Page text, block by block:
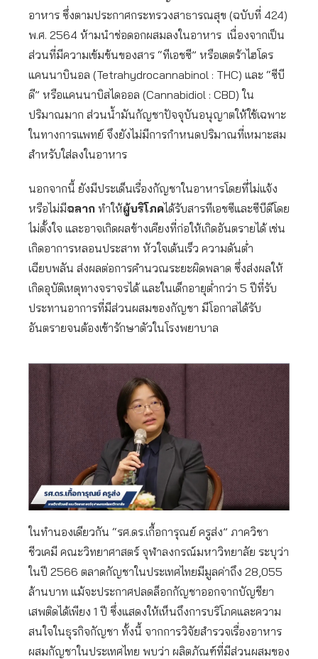
อาหาร ซึ่งตามประกาศกระทรวงสาธารณสุข (ฉบับที่ 424)
พ.ศ. 2564 ห้ามนำช่อดอกผสมลงในอาหาร เนื่องจากเป็น
ส่วนที่มีความเข้มข้นของสาร “ทีเอชซี” หรือเตตร้าไฮโดร
แคนนาบินอล (Tetrahydrocannabinol : THC) และ “ซีบี
ดี” หรือแคนนาบิสไดออล (Cannabidiol : CBD) ใน
ปริมาณมาก ส่วนน้ำมันกัญชาปัจจุบันอนุญาตให้ใช้เฉพาะ
ในทางการแพทย์ จึงยังไม่มีการกำหนดปริมาณที่เหมาะสม
สำหรับใส่ลงในอาหาร
นอกจากนี้ ยังมีประเด็นเรื่องกัญชาในอาหารโดยที่ไม่แจ้ง
หรือไม่มีฉลาก ทำให้ผู้บริโภคได้รับสารทีเอชซีและซีบีดีโดย
ไม่ตั้งใจ และอาจเกิดผลข้างเคียงที่ก่อให้เกิดอันตรายได้ เช่น
เกิดอาการหลอนประสาท หัวใจเต้นเร็ว ความดันต่ำ
เฉียบพลัน ส่งผลต่อการคำนวณระยะผิดพลาด ซึ่งส่งผลให้
เกิดอุบัติเหตุทางจราจรได้ และในเด็กอายุต่ำกว่า 5 ปีที่รับ
ประทานอาการที่มีส่วนผสมของกัญชา มีโอกาสได้รับ
อันตรายจนต้องเข้ารักษาตัวในโรงพยาบาล
ในทำนองเดียวกัน “รศ.ดร.เกื้อการุณย์ ครูส่ง” ภาควิชา
ชีวเคมี คณะวิทยาศาสตร์ จุฬาลงกรณ์มหาวิทยาลัย ระบุว่า
ในปี 2566 ตลาดกัญชาในประเทศไทยมีมูลค่าถึง 28,055
ล้านบาท แม้จะประกาศปลดล็อกกัญชาออกจากบัญชียา
เสพติดได้เพียง 1 ปี ซึ่งแสดงให้เห็นถึงการบริโภคและความ
สนใจในธุรกิจกัญชา ทั้งนี้ จากการวิจัยสำรวจเรื่องอาหาร
ผสมกัญชาในประเทศไทย พบว่า ผลิตภัณฑ์ที่มีส่วนผสมของ